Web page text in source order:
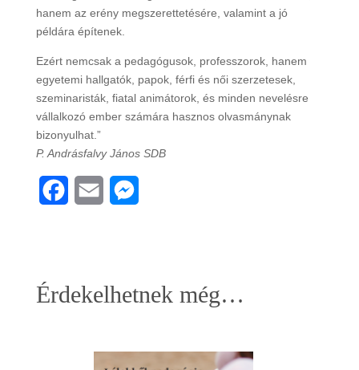
hanem az erény megszerettetésére, valamint a jó
példára építenek.
Ezért nemcsak a pedagógusok, professzorok, hanem
egyetemi hallgatók, papok, férfi és női szerzetesek,
szeminaristák, fiatal animátorok, és minden nevelésre
vállalkozó ember számára hasznos olvasmánynak
bizonyulhat.”
P. Andrásfalvy János SDB
b l e
Érdekelhetnek még…